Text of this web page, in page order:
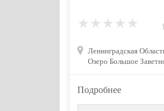
Ленинградская
Озеро Большое
Подробнее